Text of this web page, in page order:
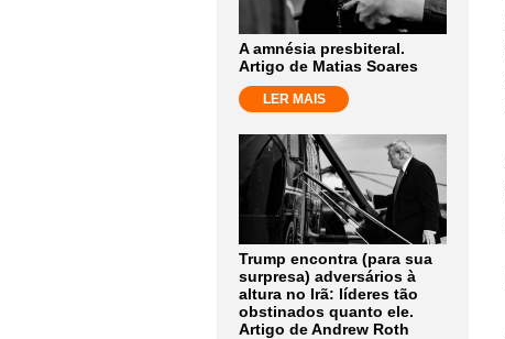
A amnésia presbiteral.
Artigo de Matias Soares
LER MAIS
Trump encontra (para sua
surpresa) adversários à
altura no Irã: líderes tão
obstinados quanto ele.
Artigo de Andrew Roth